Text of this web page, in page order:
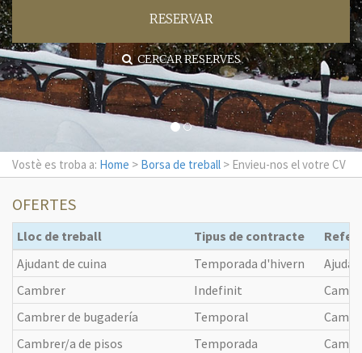
RESERVAR
CERCAR RESERVES
Vostè es troba a: Home > Borsa de treball > Envieu-nos el votre CV
OFERTES
Lloc de treball Tipus de contracte
Ajudant de cuina
Temporada d'hivern
Cambrer
Indefinit
Cambrer de bugadería
Temporal
Cambrer/a de pisos
Temporada